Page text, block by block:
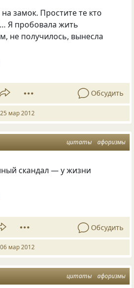
замок. Простите те кто
Я пробовала жить
не получилось, вынесла
Обсудить
25 мар 2012
цитаты афоризмы
скандал — у жизни
Обсудить
06 мар 2012
цитаты афоризмы